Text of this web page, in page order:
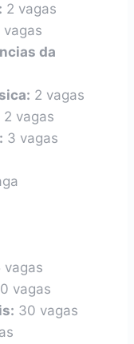
2 vagas
vagas
da
2 vagas
2 vagas
3 vagas
vagas
vagas
30 vagas